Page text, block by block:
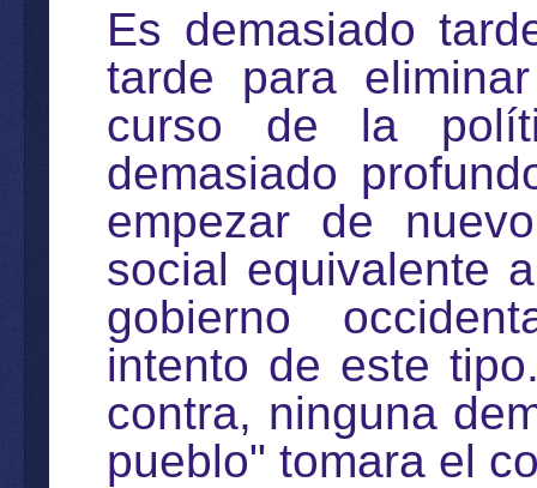
Es demasiado
tarde para
curso de la
demasiado
empezar de
social equivalente
gobierno
intento de este
contra, ninguna
pueblo" tomara el